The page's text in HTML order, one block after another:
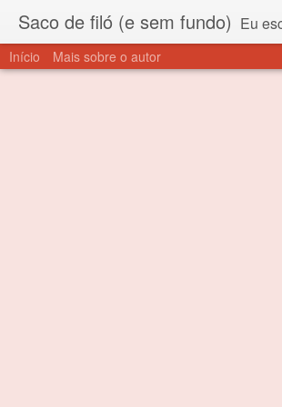
Saco de filó (e sem fundo) Eu escuto esta expressão "saco de filó" desde criança. Para quem não sabe, filó é um tecido todo
Início Mais sobre o autor